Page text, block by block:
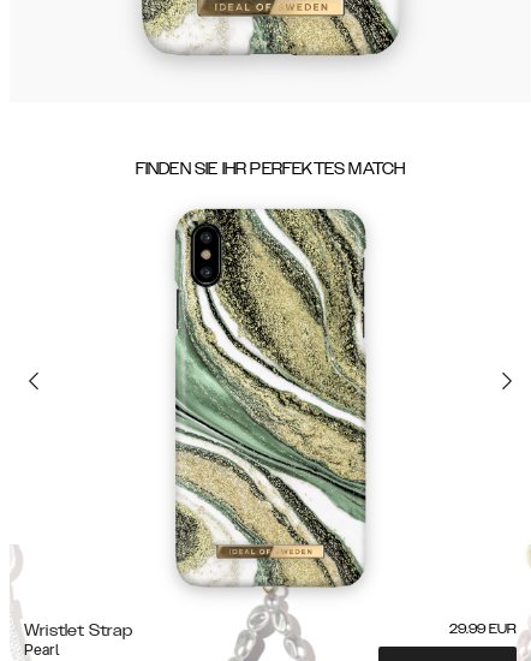
FINDEN SIE IHR PERFEKTES MATCH
Wristlet Strap
Pearl
29.99 EUR